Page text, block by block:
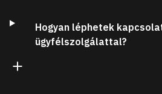
Hogyan léphetek
ügyfélszolgálattal?